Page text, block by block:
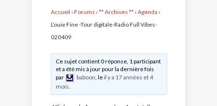
Accueil › Forums › ** Archives ** › Agenda ›
L’ouie Fine -Tour digitale-Radio Full Vibes-
020409
Ce sujet contient 0 réponse, 1 participant
et a été mis à jour pour la dernière fois
par
baboon , leil y a 17 années et 4
mois